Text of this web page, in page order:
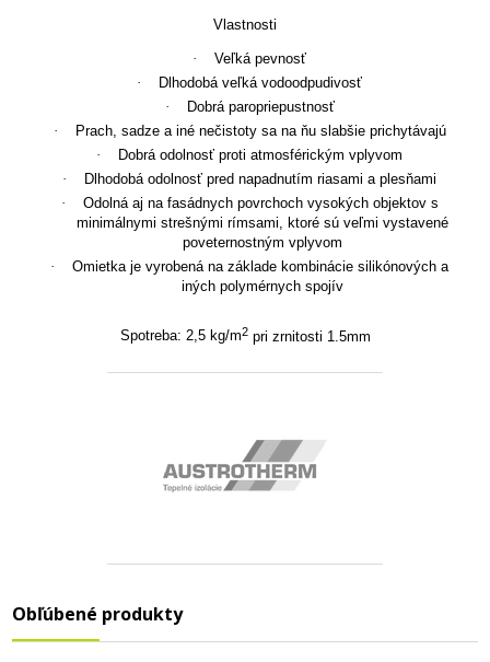
Vlastnosti
·
Veľká pevnosť
·
Dlhodobá veľká vodoodpudivosť
·
Dobrá paropriepustnosť
·
Prach, sadze a iné nečistoty sa na ňu slabšie prichytávajú
·
Dobrá odolnosť proti atmosférickým vplyvom
·
Dlhodobá odolnosť pred napadnutím riasami a plesňami
·
Odolná aj na fasádnych povrchoch vysokých objektov s
minimálnymi strešnými rímsami, ktoré sú veľmi vystavené
poveternostným vplyvom
·
Omietka je vyrobená na základe kombinácie silikónových a
iných polymérnych spojív
Spotreba: 2,5 kg/m2pri zrnitosti 1.5mm
Obľúbené produkty